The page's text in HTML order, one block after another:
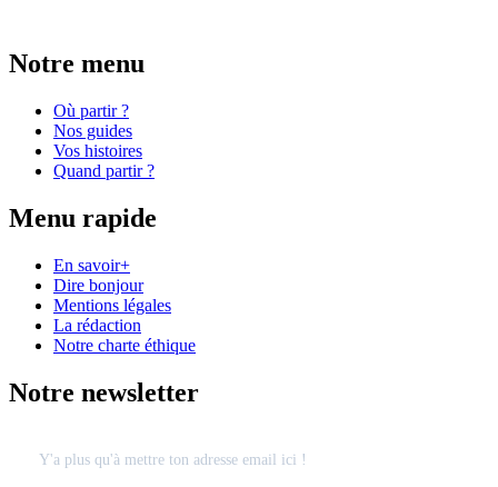
Notre menu
Où partir ?
Nos guides
Vos histoires
Quand partir ?
Menu rapide
En savoir+
Dire bonjour
Mentions légales
La rédaction
Notre charte éthique
Notre newsletter